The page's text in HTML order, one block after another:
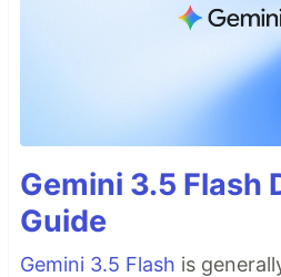
Gemini 3.5 Flash
Guide
Gemini 3.5 Flash is